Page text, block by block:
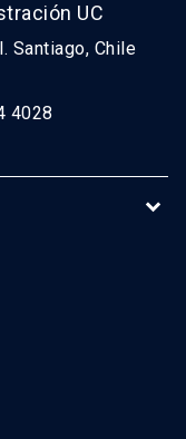
UC
Santiago, Chile
4028